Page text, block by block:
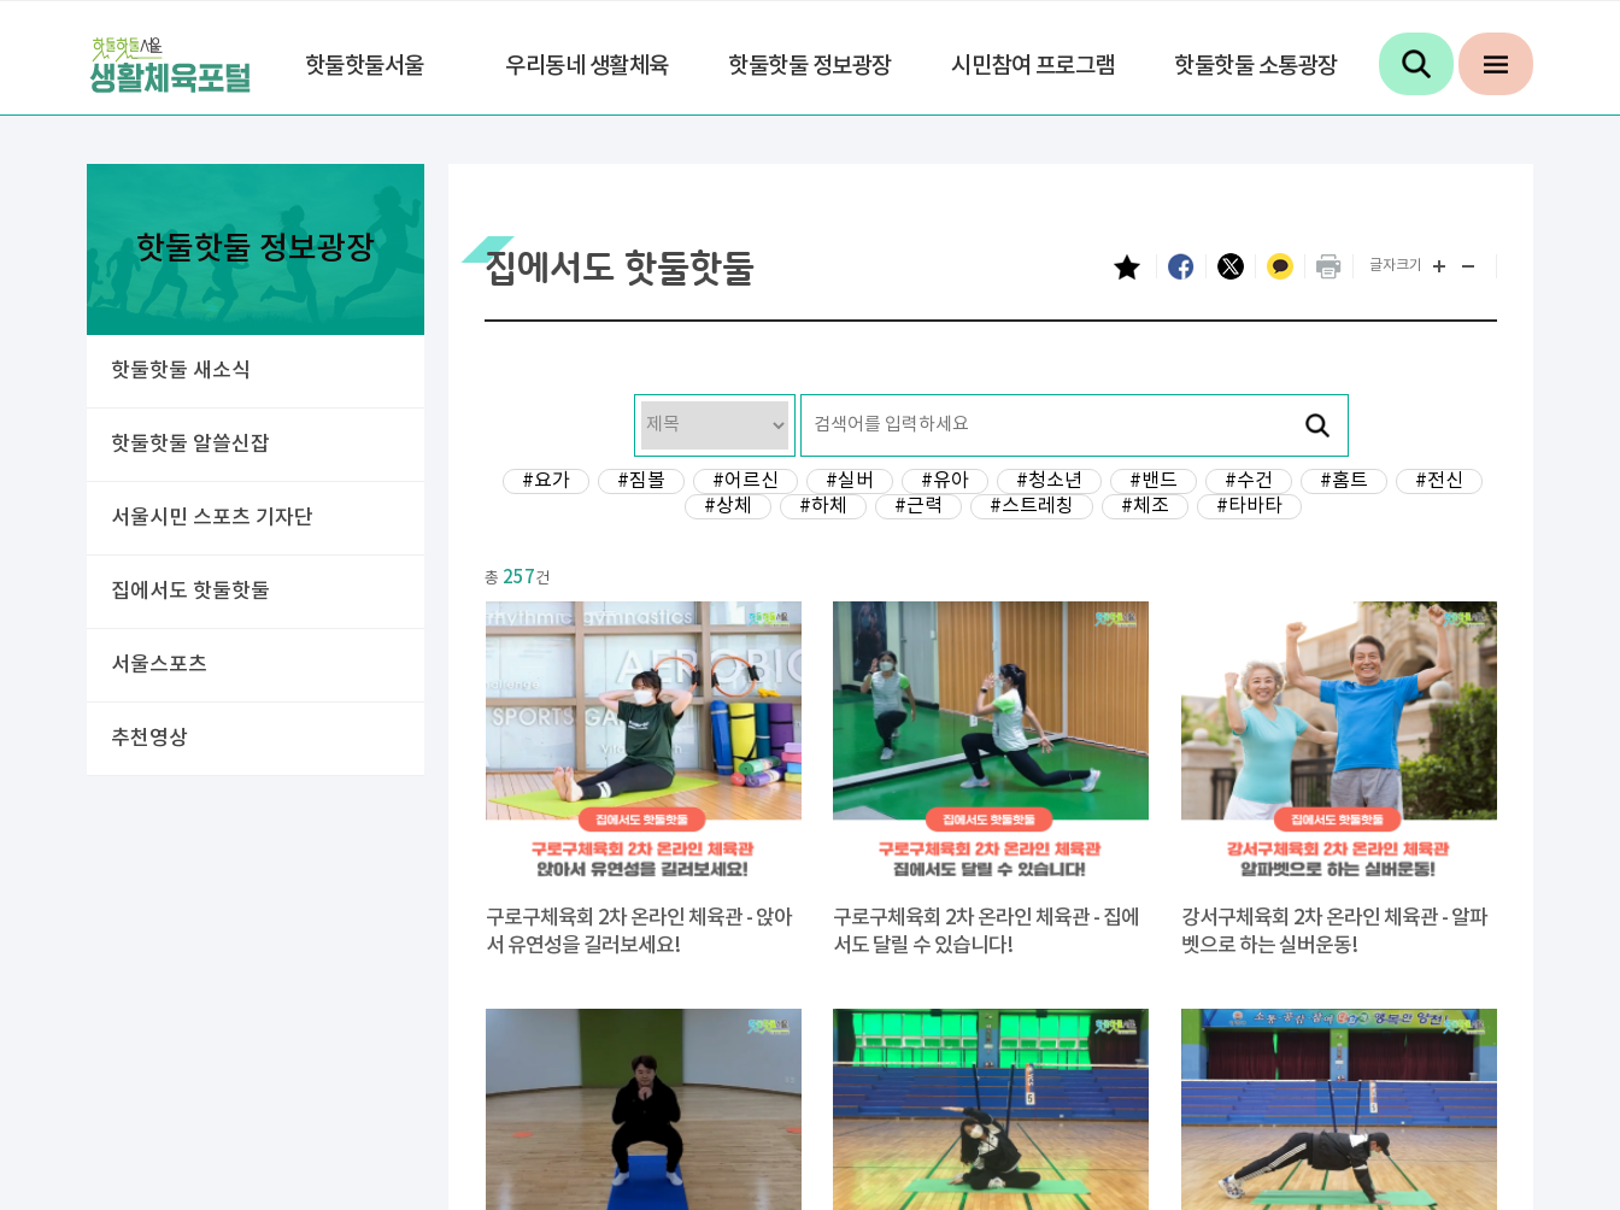
핫둘핫둘서울 우리동네 생활체육 핫둘핫둘 정보광장 시민참여 프로그램 핫둘핫둘 소통광장
핫둘핫둘 정보광장
핫둘핫둘 새소식
핫둘핫둘 알쓸신잡
서울시민 스포츠 기자단
집에서도 핫둘핫둘
서울스포츠
추천영상
집에서도 핫둘핫둘 글자크기
#요가 #짐볼 #어르신 #실버 #유아 #청소년 #밴드 #수건 #홈트
#전신
#상체
#하체 #근력 #스트레칭 #체조 #타바타
총 257건
구로구체육회 2차 온라인 체육관 - 앉아
서 유연성을 길러보세요!
구로구체육회 2차 온라인 체육관 - 집에
서도 달릴 수 있습니다!
강서구체육회 2차 온라인 체육관 - 알파
벳으로 하는 실버운동!